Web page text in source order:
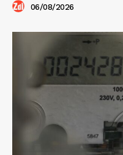
06/08/2026